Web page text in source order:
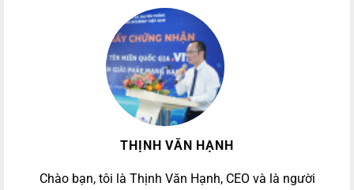
THỊNH VĂN HẠNH
Chào bạn, tôi là Thịnh Văn Hạnh, CEO và là người